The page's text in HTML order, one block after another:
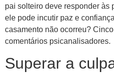
pai solteiro deve responder às
ele pode incutir paz e
casamento não ocorreu?
comentários psicanalisadores.
Superar a